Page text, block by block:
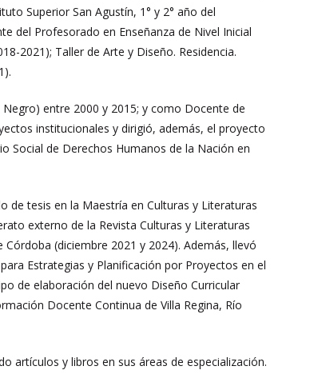
Superior San Agustín, 1° y 2° año del
del Profesorado en Enseñanza de Nivel Inicial
2021); Taller de Arte y Diseño. Residencia.
entre 2000 y 2015; y como Docente de
institucionales y dirigió, además, el proyecto
Social de Derechos Humanos de la Nación en
de tesis en la Maestría en Culturas y Literaturas
externo de la Revista Culturas y Literaturas
(diciembre 2021 y 2024). Además, llevó
Estrategias y Planificación por Proyectos en el
de elaboración del nuevo Diseño Curricular
Docente Continua de Villa Regina, Río
artículos y libros en sus áreas de especialización.